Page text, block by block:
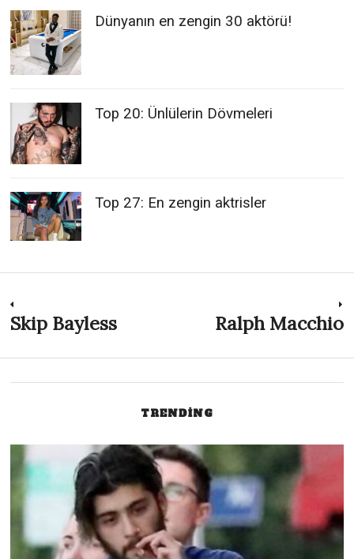
Dünyanın en zengin 30 aktörü!
Top 20: Ünlülerin Dövmeleri
Top 27: En zengin aktrisler
Post
navigation
Previous
Skip Bayless Ralph Macchio
TRENDING